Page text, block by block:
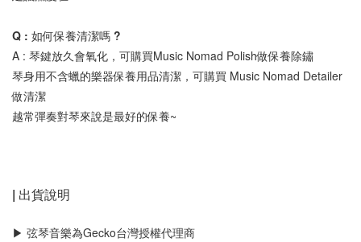
Q : 如何保養清潔嗎 ?
A : 琴鍵放久會氧化，可購買Music Nomad Polish做保養除鏽
琴身用不含蠟的樂器保養用品清潔，可購買 Music Nomad Detailer
做清潔
越常彈奏對琴來說是最好的保養~
| 出貨說明
▶ 弦琴音樂為Gecko台灣授權代理商